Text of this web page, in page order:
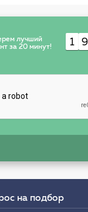
лучший
за 20 минут!
1 9
на подбор